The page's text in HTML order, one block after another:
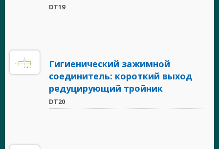
DT19
Гигиенический зажимной
соединитель: короткий выход
редуцирующий тройник
DT20